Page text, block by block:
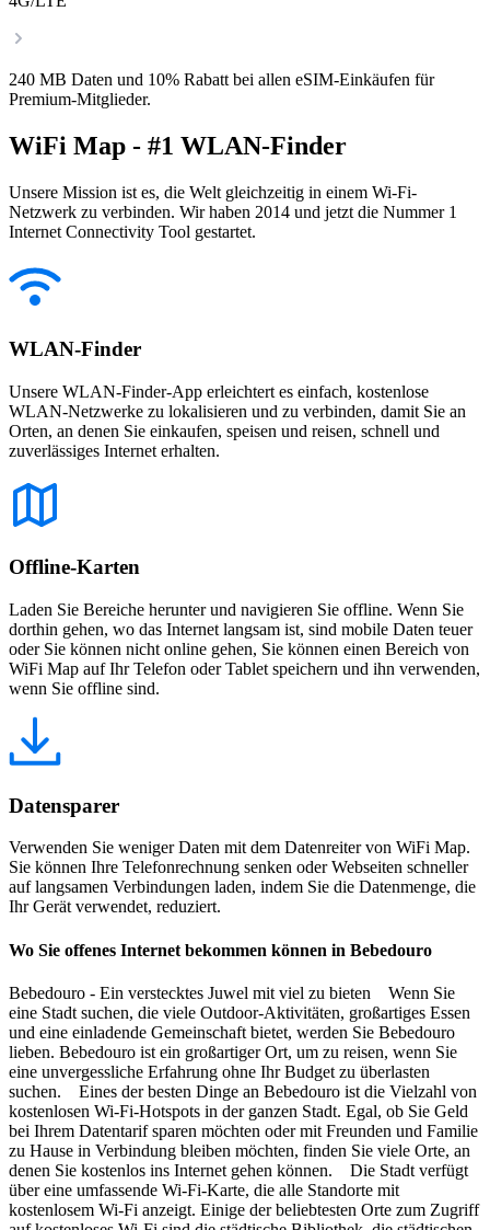
240 MB Daten und 10% Rabatt bei allen eSIM-Einkäufen für
Premium-Mitglieder.
WiFi Map - #1 WLAN-Finder
Unsere Mission ist es, die Welt gleichzeitig in einem Wi-Fi-
Netzwerk zu verbinden. Wir haben 2014 und jetzt die Nummer 1
Internet Connectivity Tool gestartet.
WLAN-Finder
Unsere WLAN-Finder-App erleichtert es einfach, kostenlose
WLAN-Netzwerke zu lokalisieren und zu verbinden, damit Sie an
Orten, an denen Sie einkaufen, speisen und reisen, schnell und
zuverlässiges Internet erhalten.
Offline-Karten
Laden Sie Bereiche herunter und navigieren Sie offline. Wenn Sie
dorthin gehen, wo das Internet langsam ist, sind mobile Daten teuer
oder Sie können nicht online gehen, Sie können einen Bereich von
WiFi Map auf Ihr Telefon oder Tablet speichern und ihn verwenden,
wenn Sie offline sind.
Datensparer
Verwenden Sie weniger Daten mit dem Datenreiter von WiFi Map.
Sie können Ihre Telefonrechnung senken oder Webseiten schneller
auf langsamen Verbindungen laden, indem Sie die Datenmenge, die
Ihr Gerät verwendet, reduziert.
Wo Sie offenes Internet bekommen können in Bebedouro
Bebedouro - Ein verstecktes Juwel mit viel zu bieten Wenn Sie
eine Stadt suchen, die viele Outdoor-Aktivitäten, großartiges Essen
und eine einladende Gemeinschaft bietet, werden Sie Bebedouro
lieben. Bebedouro ist ein großartiger Ort, um zu reisen, wenn Sie
eine unvergessliche Erfahrung ohne Ihr Budget zu überlasten
suchen. Eines der besten Dinge an Bebedouro ist die Vielzahl von
kostenlosen Wi-Fi-Hotspots in der ganzen Stadt. Egal, ob Sie Geld
bei Ihrem Datentarif sparen möchten oder mit Freunden und Familie
zu Hause in Verbindung bleiben möchten, finden Sie viele Orte, an
denen Sie kostenlos ins Internet gehen können. Die Stadt verfügt
über eine umfassende Wi-Fi-Karte, die alle Standorte mit
kostenlosem Wi-Fi anzeigt. Einige der beliebtesten Orte zum Zugriff